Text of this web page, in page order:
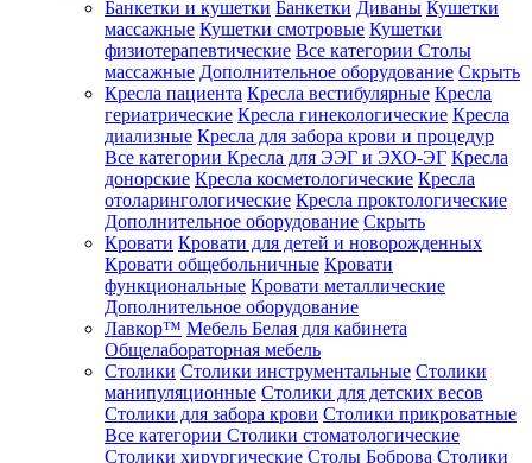
Банкетки и кушетки Банкетки Диваны Кушетки
массажные Кушетки смотровые Кушетки
физиотерапевтические Все категории Столы
массажные Дополнительное оборудование Скрыть
Кресла пациента Кресла вестибулярные Кресла
гериатрические Кресла гинекологические Кресла
диализные Кресла для забора крови и процедур
Все категории Кресла для ЭЭГ и ЭХО-ЭГ Кресла
донорские Кресла косметологические Кресла
отоларингологические Кресла проктологические
Дополнительное оборудование Скрыть
Кровати Кровати для детей и новорожденных
Кровати общебольничные Кровати
функциональные Кровати металлические
Дополнительное оборудование
Лавкор™ Мебель Белая для кабинета
Общелабораторная мебель
Столики Столики инструментальные Столики
манипуляционные Столики для детских весов
Столики для забора крови Столики прикроватные
Все категории Столики стоматологические
Столики хирургические Столы Боброва Столики